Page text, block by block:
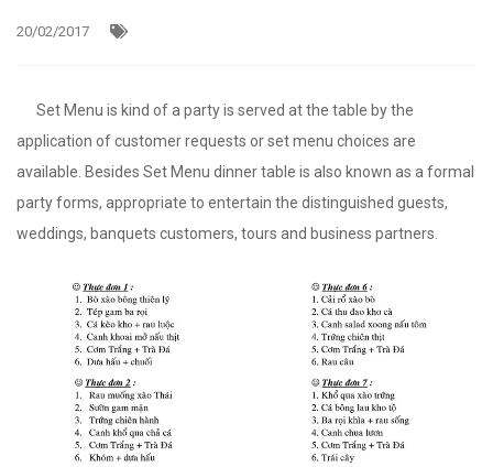
20/02/2017
Set Menu is kind of a party is served at the table by the
application of customer requests or set menu choices are
available. Besides Set Menu dinner table is also known as a formal
party forms, appropriate to entertain the distinguished guests,
weddings, banquets customers, tours and business partners.